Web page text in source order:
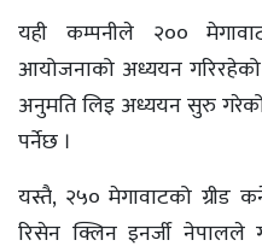
यही कम्पनीले २००
आयोजनाको अध्ययन
अनुमति लिइ अध्ययन सुरु गरेको
पर्नेछ ।
यस्तै, २५० मेगावाटको ग्रीड
रिसेन क्लिन इनर्जी नेपालले